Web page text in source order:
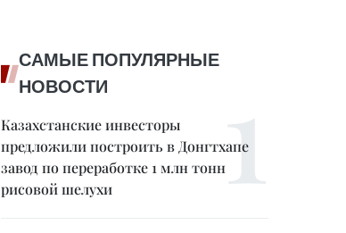
САМЫЕ ПОПУЛЯРНЫЕ
НОВОСТИ
Казахстанские инвесторы
предложили построить в Донгтхапе
завод по переработке 1 млн тонн
рисовой шелухи